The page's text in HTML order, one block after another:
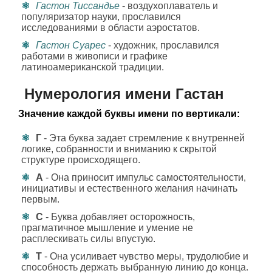
Гастон Тиссандье - воздухоплаватель и
популяризатор науки, прославился
исследованиями в области аэростатов.
Гастон Суарес - художник, прославился
работами в живописи и графике
латиноамериканской традиции.
Нумерология имени Гастан
Значение каждой буквы имени по вертикали:
Г - Эта буква задает стремление к внутренней
логике, собранности и вниманию к скрытой
структуре происходящего.
А - Она приносит импульс самостоятельности,
инициативы и естественного желания начинать
первым.
С - Буква добавляет осторожность,
прагматичное мышление и умение не
расплескивать силы впустую.
Т - Она усиливает чувство меры, трудолюбие и
способность держать выбранную линию до конца.